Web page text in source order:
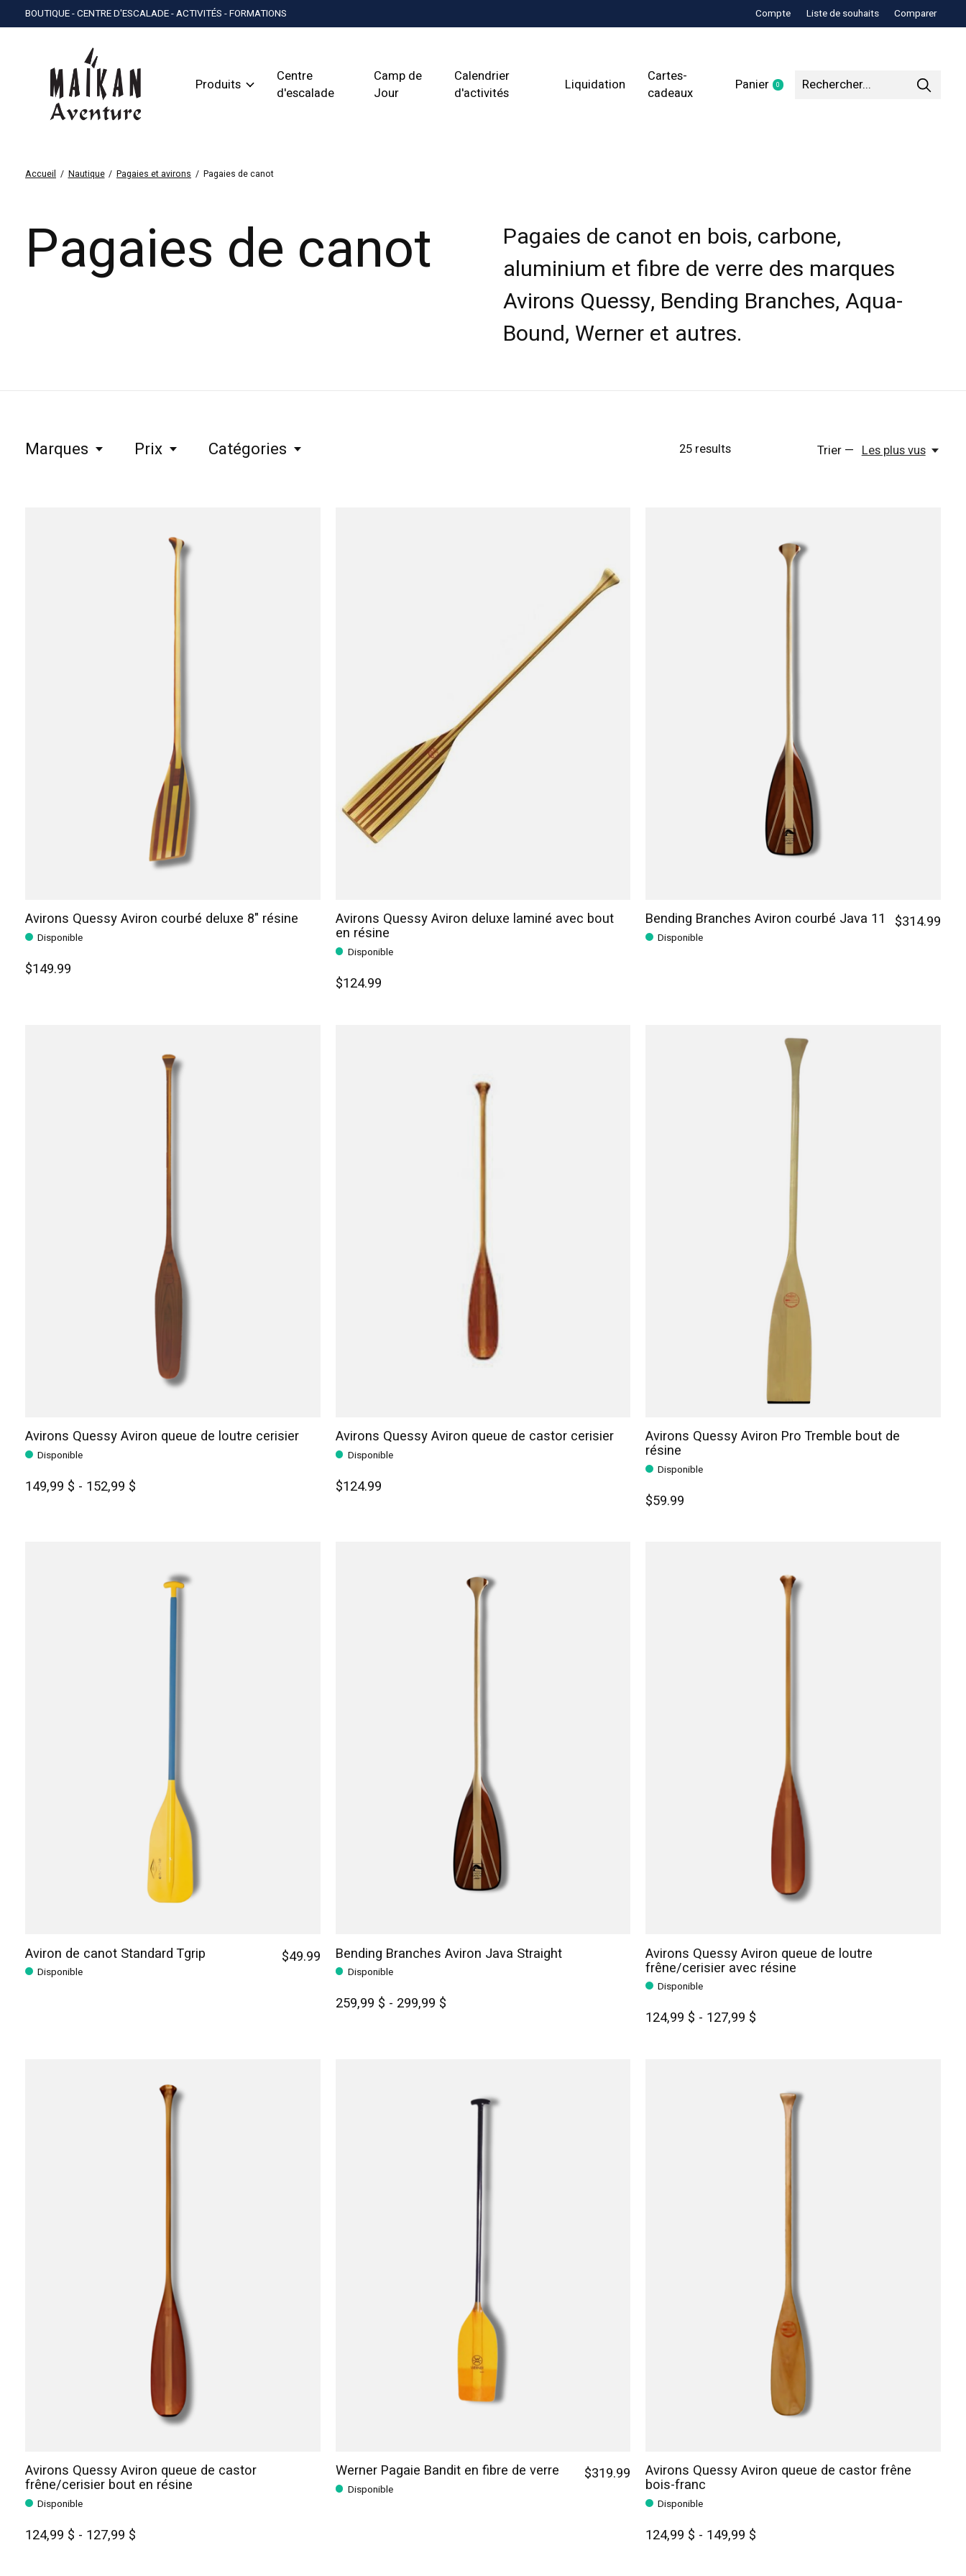
BOUTIQUE - CENTRE D'ESCALADE - ACTIVITÉS - FORMATIONS Compte Liste de souhaits Comparer
Produits
Centre
d'escalade
Camp de
Jour
Calendrier
d'activités
Liquidation
Cartes-
cadeaux
Panier 0items
Accueil / Nautique / Pagaies et avirons / Pagaies de canot
Pagaies de canot
Pagaies de canot en bois, carbone,
aluminium et fibre de verre des marques
Avirons Quessy, Bending Branches, Aqua-
Bound, Werner et autres.
Marques Prix Catégories 25results Trier — Les plus vus
Avirons Quessy Aviron courbé deluxe 8" résine
Disponible
$149.99
Avirons Quessy Aviron deluxe laminé avec bout
en résine
Disponible
$124.99
Bending Branches Aviron courbé Java 11
Disponible
$314.99
Avirons Quessy Aviron queue de loutre cerisier
Disponible
149,99 $ - 152,99 $
Avirons Quessy Aviron queue de castor cerisier
Disponible
$124.99
Avirons Quessy Aviron Pro Tremble bout de
résine
Disponible
$59.99
Aviron de canot Standard Tgrip
Disponible
$49.99 Bending Branches Aviron Java Straight
Disponible
259,99 $ - 299,99 $
Avirons Quessy Aviron queue de loutre
frêne/cerisier avec résine
Disponible
124,99 $ - 127,99 $
Avirons Quessy Aviron queue de castor
frêne/cerisier bout en résine
Disponible
124,99 $ - 127,99 $
Werner Pagaie Bandit en fibre de verre
Disponible
$319.99 Avirons Quessy Aviron queue de castor frêne
bois-franc
Disponible
124,99 $ - 149,99 $